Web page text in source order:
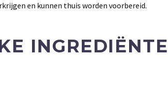
en kunnen thuis worden voorbereid.